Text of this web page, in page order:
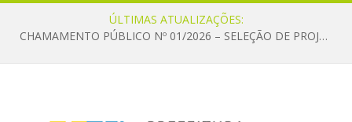
ÚLTIMAS ATUALIZAÇÕES:
CHAMAMENTO PÚBLICO Nº 01/2026 – SELEÇÃO DE PROJETOS PARA FIRMAR TERMO DE EXECUÇÃO CULTURAL COM RECURSOS DA POLÍTICA NACIONAL ALDIR BLANC DE FOMENTO À CULTURA – PNAB (LEI Nº 14.399/2022)